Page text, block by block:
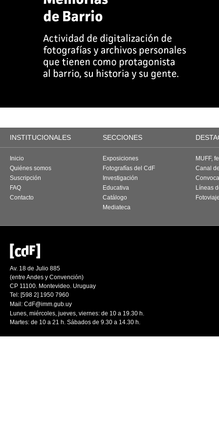
INSTITUCIONALES SECCIONES
Inicio
Quiénes somos
Suscripción
FAQ
Contacto
Exposiciones
Fotografías del CdF
Investigación
Educativa
Catálogo
Mediateca
MUFF,
Canal
Líneas
Av. 18 de Julio 885
(entre Andes y Convención)
CP 11100. Montevideo. Uruguay
Tel: [598 2] 1950 7960
Mail: CdF@imm.gub.uy
Lunes, miércoles, jueves, viernes: de 10 a 19.30 h.
Martes: de 10 a 21 h. Sábados de 9.30 a 14.30 h.